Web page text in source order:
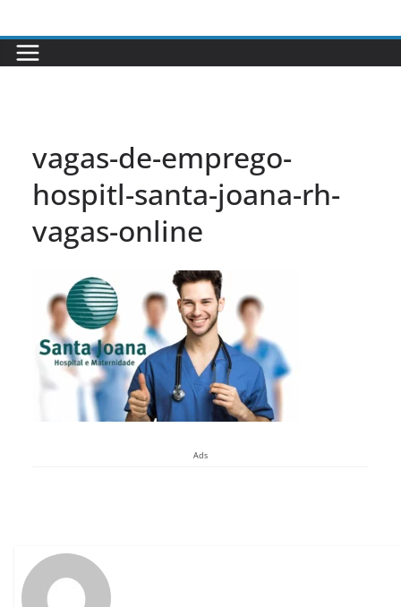
para
o
vagas-de-emprego-
hospitl-santa-joana-rh-
vagas-online
Ads